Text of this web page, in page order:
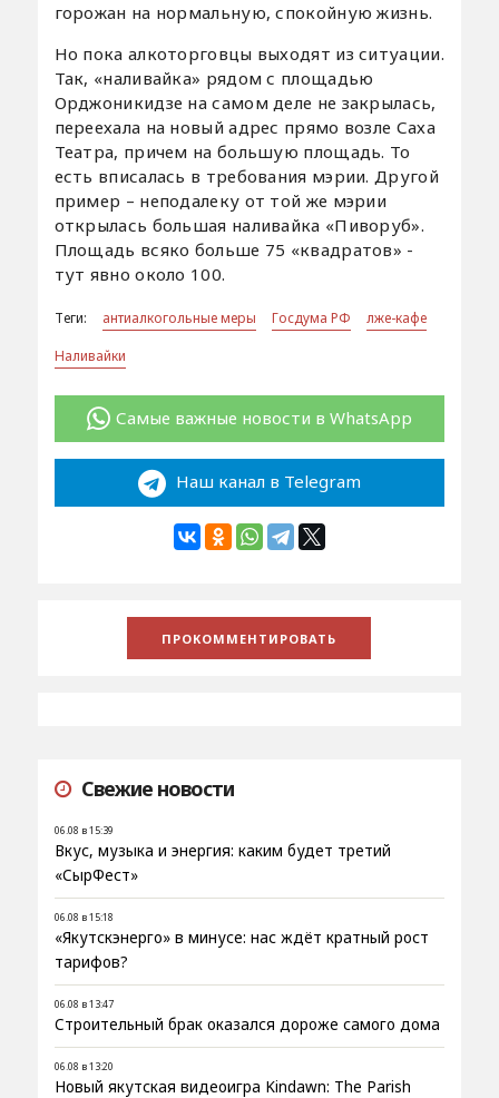
горожан на нормальную, спокойную жизнь.
Но пока алкоторговцы выходят из ситуации.
Так, «наливайка» рядом с площадью
Орджоникидзе на самом деле не закрылась,
переехала на новый адрес прямо возле Саха
Театра, причем на большую площадь. То
есть вписалась в требования мэрии. Другой
пример – неподалеку от той же мэрии
открылась большая наливайка «Пиворуб».
Площадь всяко больше 75 «квадратов» -
тут явно около 100.
Теги: антиалкогольные меры Госдума РФ
лже-кафе
Наливайки
Самые важные новости в WhatsApp
Наш канал в Telegram
Свежие новости
06.08 в 15:39
Вкус, музыка и энергия: каким будет третий
«СырФест»
06.08 в 15:18
«Якутскэнерго» в минусе: нас ждёт кратный рост
тарифов?
06.08 в 13:47
Строительный брак оказался дороже самого дома
06.08 в 13:20
Новый якутская видеоигра Kindawn: The Parish